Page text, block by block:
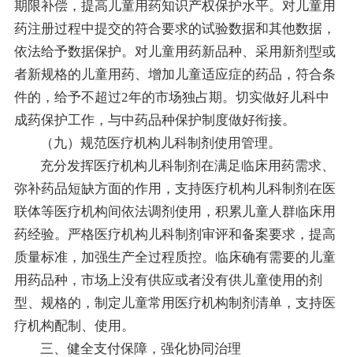
期限补偿，提高儿童用药知识产权保护水平。对儿童用
药注册过程中提交的符合要求的试验数据和其他数据，
依法给予数据保护。对儿童用药新品种、采用新剂型或
者新规格的儿童用药、增加儿童适应症的药品，符合条
件的，给予不超过2年的市场独占期。切实做好儿科中
成药保护工作，与中药品种保护制度做好衔接。
（九）规范医疗机构儿科制剂使用管理。
充分发挥医疗机构儿科制剂在满足临床用药需求、
弥补药品短缺方面的作用，支持医疗机构儿科制剂在医
联体等医疗机构间依法调剂使用，积累儿童人群临床用
药经验。严格医疗机构儿科制剂审评和备案要求，提高
质量标准，加强生产全过程质控。临床确有需要的儿童
用药品种，市场上没有供应或者没有供儿童使用的剂
型、规格的，制定儿童常用医疗机构制剂清单，支持医
疗机构配制、使用。
三、健全支付保障，强化协同治理